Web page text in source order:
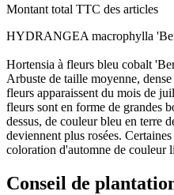
Montant total TTC des articles
HYDRANGEA macrophylla
Hortensia à fleurs bleu cobalt
Arbuste de taille moyenne,
fleurs apparaissent du mois de
fleurs sont en forme de grandes
dessus, de couleur bleu en terre
deviennent plus rosées.
coloration d'automne de couleur
Conseil de